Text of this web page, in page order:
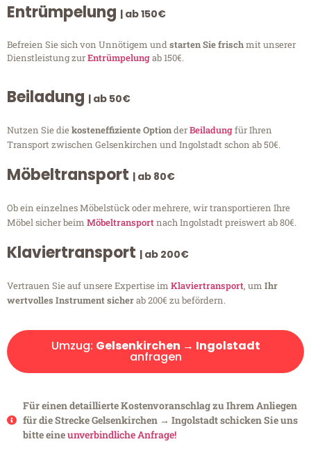
Entrümpelung | ab 150€
Befreien Sie sich von Unnötigem undstarten Sie frischmit unserer
Dienstleistung zurEntrümpelungab 150€.
Beiladung | ab 50€
Nutzen Sie diekosteneffiziente OptionderBeiladungfür Ihren
Transport zwischen Gelsenkirchen und Ingolstadt schon ab 50€.
Möbeltransport | ab 80€
Ob ein einzelnes Möbelstück oder mehrere, wir transportieren Ihre
Möbel sicher beim Möbeltransportnach Ingolstadt preiswert ab 80€.
Klaviertransport | ab 200€
Vertrauen Sie auf unsere Expertise im Klaviertransport, um Ihr
wertvolles Instrument sicherab 200€ zu befördern.
Umzug: Gelsenkirchen → Ingolstadt
anfragen
Für einen detaillierte Kostenvoranschlag zu Ihrem Anliegen
für die Strecke Gelsenkirchen → Ingolstadt schicken Sie uns
bitte eineunverbindliche Anfrage!